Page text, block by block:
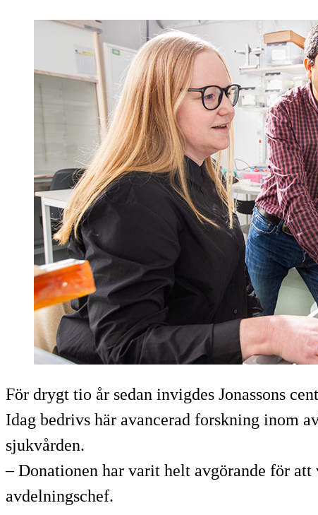
För drygt tio år sedan invigdes Jonassons
Idag bedrivs här avancerad forskning inom
sjukvården.
– Donationen har varit helt avgörande för
avdelningschef.